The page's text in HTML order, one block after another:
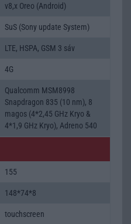
v8,x Oreo (Android)
SuS (Sony update System)
LTE, HSPA, GSM 3 sáv
4G
Qualcomm MSM8998
Snapdragon 835 (10 nm), 8
magos (4*2,45 GHz Kryo &
4*1,9 GHz Kryo), Adreno 540
155
148*74*8
touchscreen